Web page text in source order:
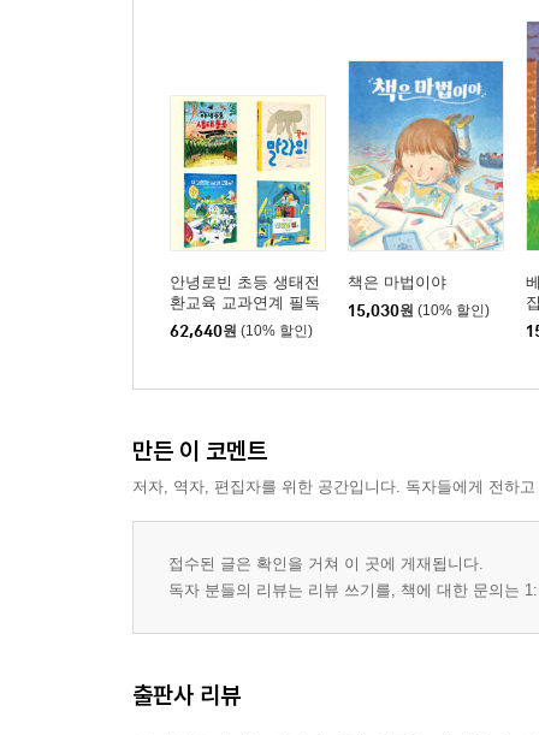
안녕로빈 초등 생태전
환교육 교과연계 필독
서 세트
62,640원 (10% 할인)
책은 마법이야
15,030원 (10% 할인)
만든 이 코멘트
저자, 역자, 편집자를 위한 공간입니다. 독자들에게 전하
접수된 글은 확인을 거쳐 이 곳에 게재됩니다.
독자 분들의 리뷰는 리뷰 쓰기를, 책에 대한 문의는
출판사 리뷰